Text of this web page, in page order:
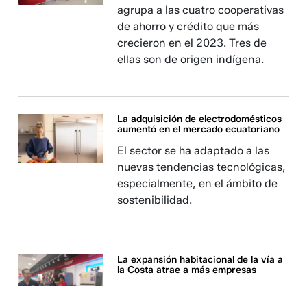
agrupa a las cuatro cooperativas
de ahorro y crédito que más
crecieron en el 2023. Tres de
ellas son de origen indígena.
La adquisición de electrodomésticos
aumentó en el mercado ecuatoriano
El sector se ha adaptado a las
nuevas tendencias tecnológicas,
especialmente, en el ámbito de
sostenibilidad.
La expansión habitacional de la vía a
la Costa atrae a más empresas